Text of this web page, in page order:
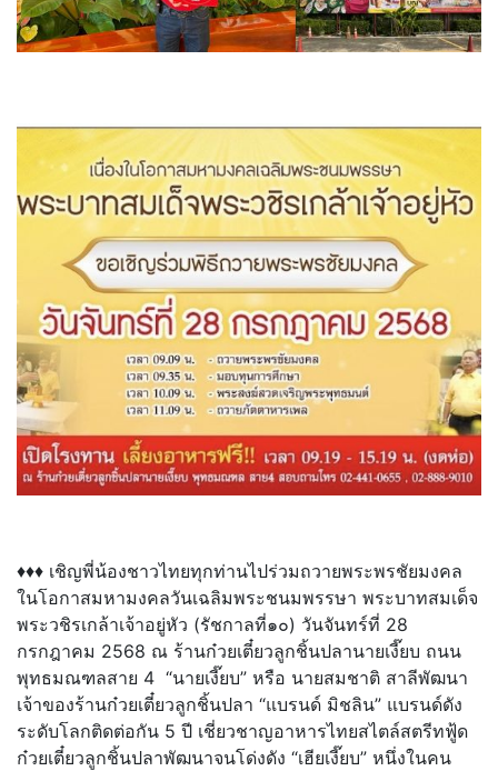
♦♦♦ เชิญพี่น้องชาวไทยทุกท่านไปร่วมถวายพระพรชัยมงคล
ในโอกาสมหามงคลวันเฉลิมพระชนมพรรษา พระบาทสมเด็จ
พระวชิรเกล้าเจ้าอยู่หัว (รัชกาลที่๑๐) วันจันทร์ที่ 28
กรกฎาคม 2568 ณ ร้านก๋วยเตี๋ยวลูกชิ้นปลานายเงี๊ยบ ถนน
พุทธมณฑลสาย 4 “นายเงี๊ยบ” หรือ นายสมชาติ สาลีพัฒนา
เจ้าของร้านก๋วยเตี๋ยวลูกชิ้นปลา “แบรนด์ มิชลิน” แบรนด์ดัง
ระดับโลกติดต่อกัน 5 ปี เชี่ยวชาญอาหารไทยสไตล์สตรีทฟู้ด
ก๋วยเตี๋ยวลูกชิ้นปลาพัฒนาจนโด่งดัง “เฮียเงี๊ยบ” หนึ่งในคน